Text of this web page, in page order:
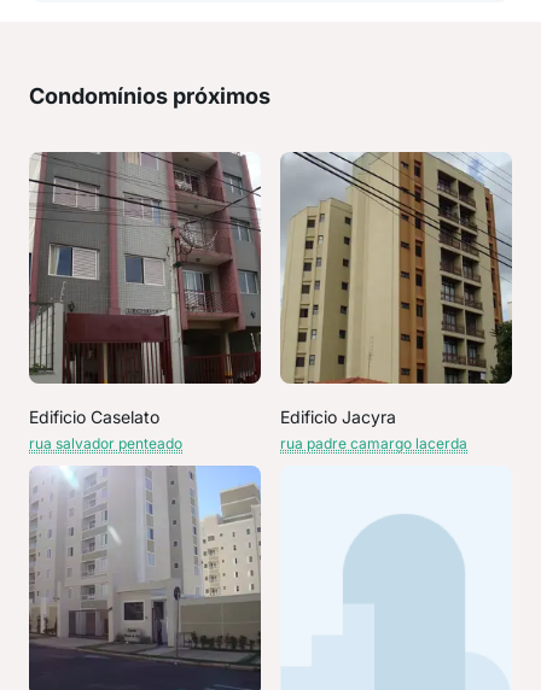
Condomínios próximos
Edificio Caselato
rua salvador penteado
Edificio Jacyra
rua padre camargo lacerda